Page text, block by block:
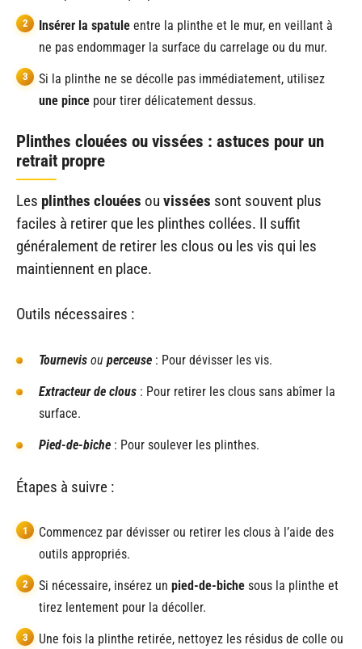
Insérer la spatule entre la plinthe et le mur, en veillant à
ne pas endommager la surface du carrelage ou du mur.
Si la plinthe ne se décolle pas immédiatement, utilisez
une pince pour tirer délicatement dessus.
Plinthes clouées ou vissées : astuces pour un
retrait propre
Les plinthes clouées ou vissées sont souvent plus
faciles à retirer que les plinthes collées. Il suffit
généralement de retirer les clous ou les vis qui les
maintiennent en place.
Outils nécessaires :
Tournevis ou perceuse : Pour dévisser les vis.
Extracteur de clous : Pour retirer les clous sans abîmer la
surface.
Pied-de-biche : Pour soulever les plinthes.
Étapes à suivre :
Commencez par dévisser ou retirer les clous à l’aide des
outils appropriés.
Si nécessaire, insérez un pied-de-biche sous la plinthe et
tirez lentement pour la décoller.
Une fois la plinthe retirée, nettoyez les résidus de colle ou